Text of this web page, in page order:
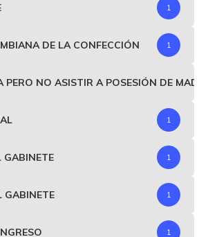
1
DE LA CONFECCIÓN 1
PERO NO ASISTIR A POSESIÓN DE
1
GABINETE 1
GABINETE 1
1